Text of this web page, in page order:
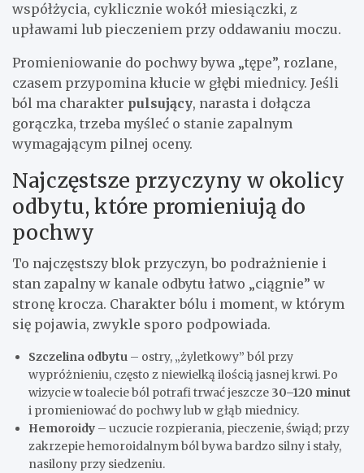
współżycia, cyklicznie wokół miesiączki, z
upławami lub pieczeniem przy oddawaniu moczu.
Promieniowanie do pochwy bywa „tępe”, rozlane,
czasem przypomina kłucie w głębi miednicy. Jeśli
ból ma charakter pulsujący, narasta i dołącza
gorączka, trzeba myśleć o stanie zapalnym
wymagającym pilnej oceny.
Najczęstsze przyczyny w okolicy
odbytu, które promieniują do
pochwy
To najczęstszy blok przyczyn, bo podrażnienie i
stan zapalny w kanale odbytu łatwo „ciągnie” w
stronę krocza. Charakter bólu i moment, w którym
się pojawia, zwykle sporo podpowiada.
Szczelina odbytu – ostry, „żyletkowy” ból przy
wypróżnieniu, często z niewielką ilością jasnej krwi. Po
wizycie w toalecie ból potrafi trwać jeszcze 30–120 minut
i promieniować do pochwy lub w głąb miednicy.
Hemoroidy – uczucie rozpierania, pieczenie, świąd; przy
zakrzepie hemoroidalnym ból bywa bardzo silny i stały,
nasilony przy siedzeniu.